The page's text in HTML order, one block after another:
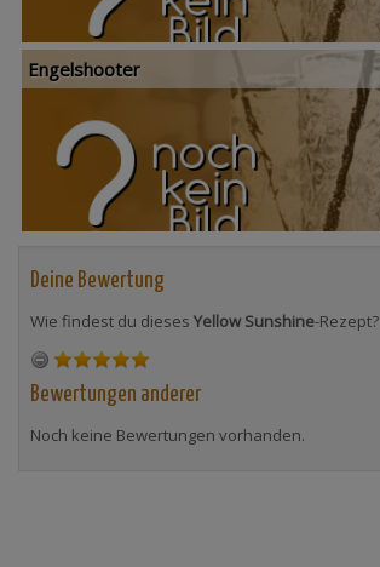
Engelshooter
Deine Bewertung
Wie findest du dieses Yellow Sunshine-Rezept?
Bewertungen anderer
Noch keine Bewertungen vorhanden.